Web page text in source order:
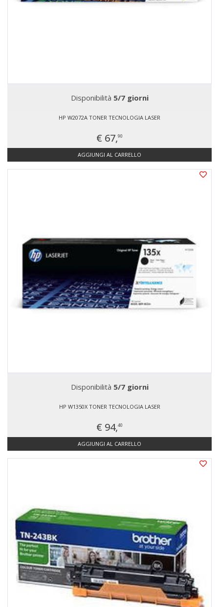
Disponibilità 5/7 giorni
HP W2072A TONER TECNOLOGIA LASER
€ 67,90
AGGIUNGI AL CARRELLO
Disponibilità 5/7 giorni
HP W1350X TONER TECNOLOGIA LASER
€ 94,40
AGGIUNGI AL CARRELLO